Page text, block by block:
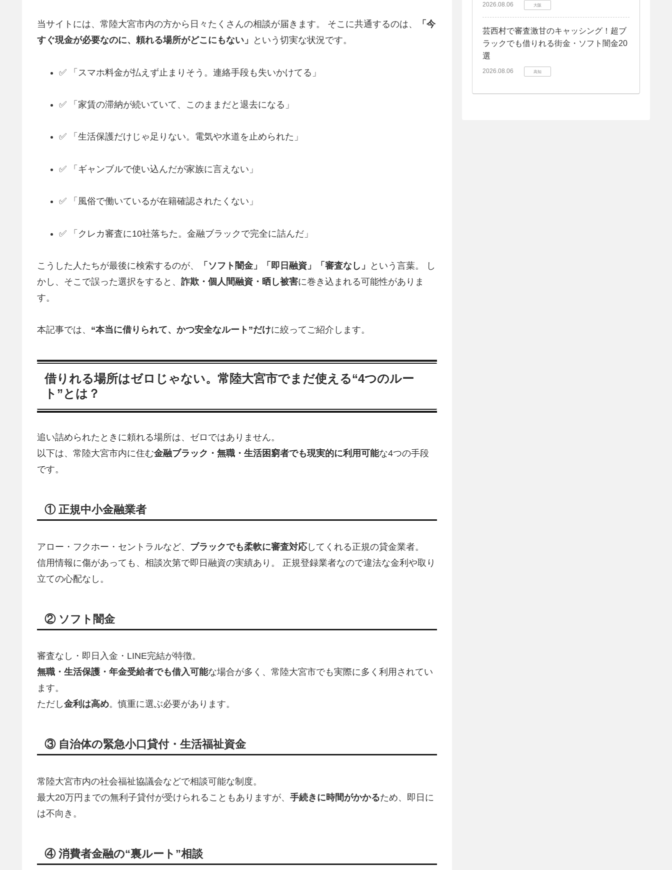
当サイトには、常陸大宮市内の方から日々たくさんの相談が届きます。 そこに共通するのは、
「今
すぐ現金が必要なのに、頼れる場所がどこにもない」
という切実な状況です。
✅ 「スマホ料金が払えず止まりそう。連絡手段も失いかけてる」
✅ 「家賃の滞納が続いていて、このままだと退去になる」
✅ 「生活保護だけじゃ足りない。電気や水道を止められた」
✅ 「ギャンブルで使い込んだが家族に言えない」
✅ 「風俗で働いているが在籍確認されたくない」
✅ 「クレカ審査に10社落ちた。金融ブラックで完全に詰んだ」
こうした人たちが最後に検索するのが、 「ソフト闇金」「即日融資」「審査なし」
という言葉。 し
かし、そこで誤った選択をすると、 詐欺・個人間融資・晒し被害に巻き込まれる可能性がありま
す。
本記事では、 “本当に借りられて、かつ安全なルート”だけに絞ってご紹介します。
借りれる場所はゼロじゃない。常陸大宮市でまだ使える“4つのルー
ト”とは？
追い詰められたときに頼れる場所は、ゼロではありません。
以下は、常陸大宮市内に住む金融ブラック・無職・生活困窮者でも現実的に利用可能な4つの手段
です。
① 正規中小金融業者
アロー・フクホー・セントラルなど、 ブラックでも柔軟に審査対応してくれる正規の貸金業者。
信用情報に傷があっても、相談次第で即日融資の実績あり。 正規登録業者なので違法な金利や取り
立ての心配なし。
② ソフト闇金
審査なし・即日入金・LINE完結が特徴。
無職・生活保護・年金受給者でも借入可能な場合が多く、常陸大宮市でも実際に多く利用されてい
ます。
ただし金利は高め。慎重に選ぶ必要があります。
③ 自治体の緊急小口貸付・生活福祉資金
常陸大宮市内の社会福祉協議会などで相談可能な制度。
最大20万円までの無利子貸付が受けられることもありますが、 手続きに時間がかかるため、即日に
は不向き。
④ 消費者金融の“裏ルート”相談
2026.08.06 大阪
芸西村で審査激甘のキャッシング！超ブ
ラックでも借りれる街金・ソフト闇金20
選
2026.08.06 高知